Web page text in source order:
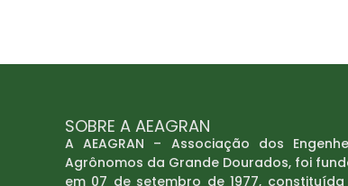
SOBRE A AEAGRAN
A AEAGRAN – Associação dos
Agrônomos da Grande Dourados, foi
em 07 de setembro de 1977,